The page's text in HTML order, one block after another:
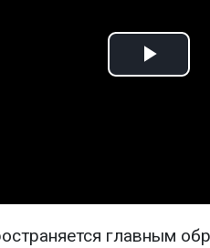
Play
главным